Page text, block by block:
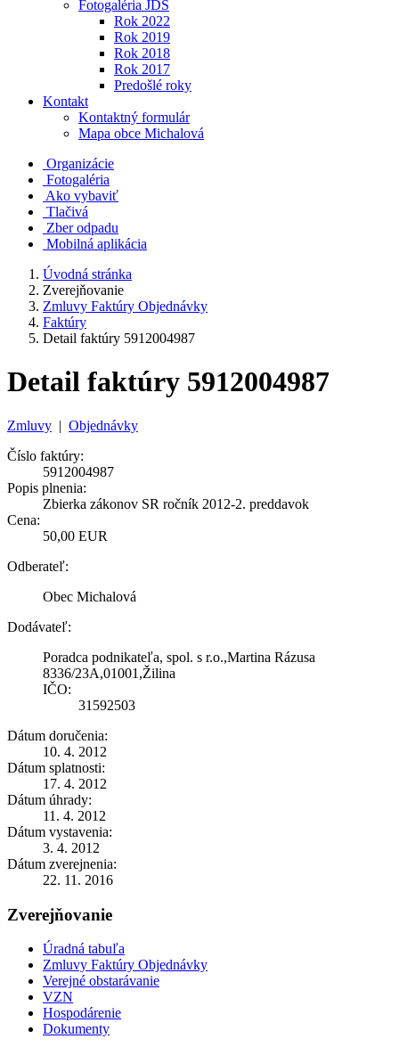
Fotogaléria JDS
Rok 2022
Rok 2019
Rok 2018
Rok 2017
Predošlé roky
Kontakt
Kontaktný formulár
Mapa obce Michalová
Organizácie
Fotogaléria
Ako vybaviť
Tlačivá
Zber odpadu
Mobilná aplikácia
Úvodná stránka
Zverejňovanie
Zmluvy Faktúry Objednávky
Faktúry
Detail faktúry 5912004987
Detail faktúry 5912004987
Zmluvy | Objednávky
Číslo faktúry:
5912004987
Popis plnenia:
Zbierka zákonov SR ročník 2012-2. preddavok
Cena:
50,00 EUR
Odberateľ:
Obec Michalová
Dodávateľ:
Poradca podnikateľa, spol. s r.o.,Martina Rázusa
8336/23A,01001,Žilina
IČO:
31592503
Dátum doručenia:
10. 4. 2012
Dátum splatnosti:
17. 4. 2012
Dátum úhrady:
11. 4. 2012
Dátum vystavenia:
3. 4. 2012
Dátum zverejnenia:
22. 11. 2016
Zverejňovanie
Úradná tabuľa
Zmluvy Faktúry Objednávky
Verejné obstarávanie
VZN
Hospodárenie
Dokumenty